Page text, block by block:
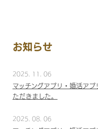
お知らせ
2025. 11. 06
マッチングアプリ・婚活ア
ただきました。
2025. 08. 06